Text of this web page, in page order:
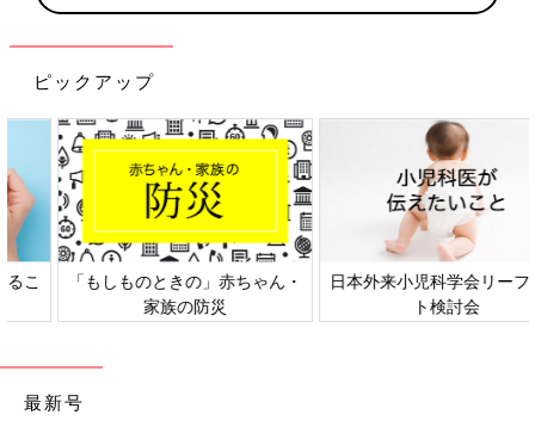
ピックアップ
日本外来小児科学会リーフレッ
ト検討会
六星占術 細木かおりさんの人生
最新号